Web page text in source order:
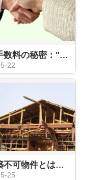
仲介手数料の秘密："片手取引"と"両手取引"って何？
22
再建築不可物件とは？その特徴とリスクを徹底解説
25